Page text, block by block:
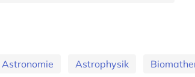
Astronomie Astrophysik